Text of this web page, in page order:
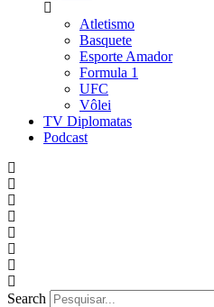
Atletismo
Basquete
Esporte Amador
Formula 1
UFC
Vôlei
TV Diplomatas
Podcast
Search